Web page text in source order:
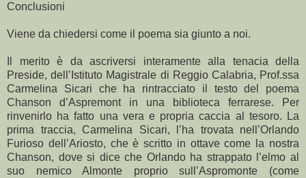
Conclusioni
Viene da chiedersi come il poema sia giunto a noi.
Il merito è da ascriversi interamente alla tenacia della
Preside, dell’Istituto Magistrale di Reggio Calabria, Prof.ssa
Carmelina Sicari che ha rintracciato il testo del poema
Chanson d’Aspremont in una biblioteca ferrarese. Per
rinvenirlo ha fatto una vera e propria caccia al tesoro. La
prima traccia, Carmelina Sicari, l’ha trovata nell’Orlando
Furioso dell’Ariosto, che è scritto in ottave come la nostra
Chanson, dove si dice che Orlando ha strappato l’elmo al
suo nemico Almonte proprio sull’Aspromonte (come